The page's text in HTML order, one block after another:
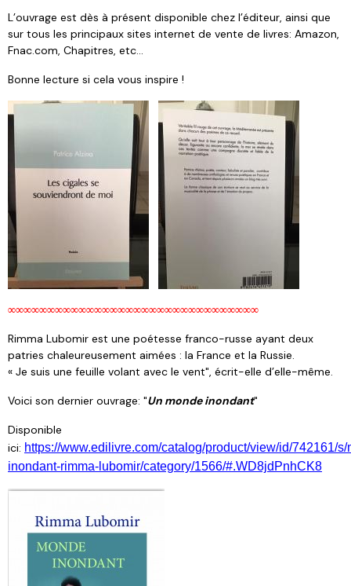
L’ouvrage est dès à présent disponible chez l’éditeur, ainsi que
sur tous les principaux sites internet de vente de livres: Amazon,
Fnac.com, Chapitres, etc...
Bonne lecture si cela vous inspire !
∞∞∞∞∞∞∞∞∞∞∞∞∞∞∞∞∞∞∞∞∞∞∞∞∞∞∞∞∞∞∞∞
Rimma Lubomir est une poétesse franco-russe ayant deux
patries chaleureusement aimées : la France et la Russie.
« Je suis une feuille volant avec le vent", écrit-elle d’elle-même.
Voici son dernier ouvrage: "Un monde inondant"
Disponible
ici: https://www.edilivre.com/catalog/product/view/id/742161/s/
inondant-rimma-lubomir/category/1566/#.WD8jdPnhCK8